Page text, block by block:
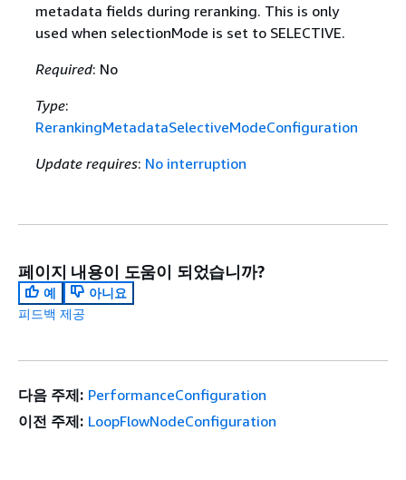
metadata fields during reranking. This is only
used when selectionMode is set to SELECTIVE.
Required: No
Type:
RerankingMetadataSelectiveModeConfiguration
Update requires: No interruption
페이지 내용이 도움이 되었습니까?
예
아니요
피드백 제공
다음 주제: PerformanceConfiguration
이전 주제: LoopFlowNodeConfiguration